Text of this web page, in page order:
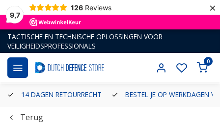
9,7
126 Reviews ×
TACTISCHE EN TECHNISCHE OPLOSSINGEN VOOR
VEILIGHEIDSPROFESSIONALS
0
14 DAGEN RETOURRECHT BESTEL JE OP WERKDAGEN
Terug